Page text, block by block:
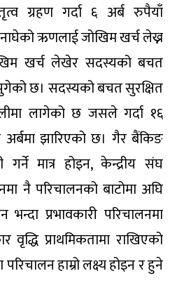
ग्रहण गर्दा ६ अर्ब रुपैयाँ
नाघेको ऋणलाई जोखिम खर्च लेख्न
खर्च लेखेर सदस्यको बचत
छ। सदस्यको बचत सुरक्षित
लागेको छ जसले गर्दा १६
झारिएको छ। गैर बैंकिङ
मात्र होइन, केन्द्रीय संघ
नै परिचालनको बाटोमा अघि
प्रभावकारी परिचालनमा
प्राथमिकतामा राखिएको
हाम्रो लक्ष्य होइन र हुने